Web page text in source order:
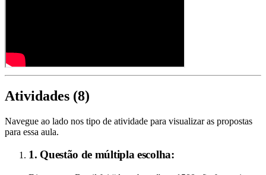
Atividades (8)
Navegue ao lado nos tipo de atividade para visualizar as propostas
para essa aula.
1. Questão de múltipla escolha: